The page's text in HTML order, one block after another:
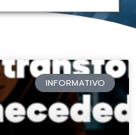
INFORMATIVO